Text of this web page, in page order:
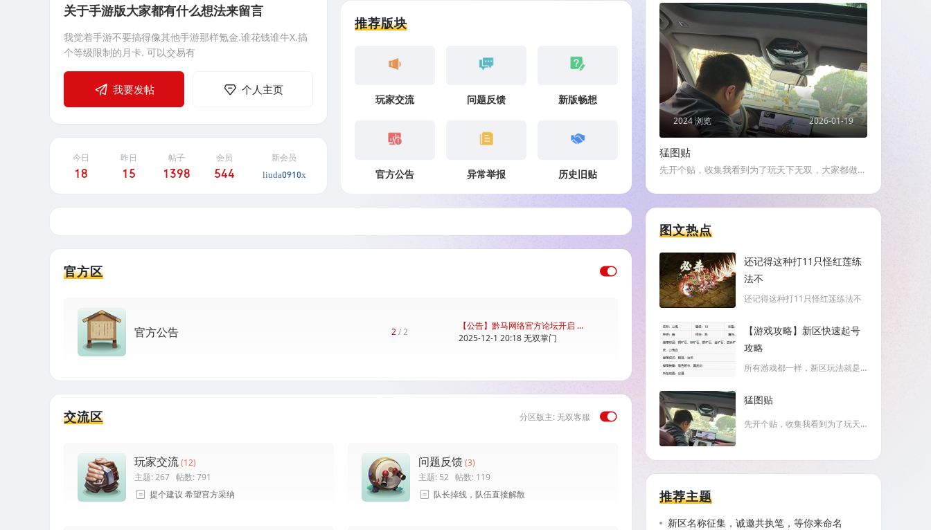
关于手游版大家都有什么想法来留言
我觉着手游不要搞得像其他手游那样氪金.谁花钱谁牛X.搞
个等级限制的月卡. 可以交易有
【版本更新】"骏图天泽"2.5版本-妖魅幻境
勇闯妖魅幻境 怒斩妖魔天下平为保天下太平，在除魔路
上，神界勇士砥砺前行。从奋起保
游戏BUG反馈
在不明情况下F10快捷栏无论放什么技能，都是提示魔法不
足，但是左边魔法值是满的，背
关于手游版大家都有什么想法来留言
我觉着手游不要搞得像其他手游那样氪金.谁花钱谁牛X.搞
个等级限制的月卡. 可以交易有
【版本更新】"骏图天泽"2.5版本-妖魅幻境
勇闯妖魅幻境 怒斩妖魔天下平为保天下太平，在除魔路
上，神界勇士砥砺前行。从奋起保
我要发帖 个人主页
今日
18
昨日
15
帖子
1398
会员
544
新会员
liuda0910x
推荐版块
玩家交流 问题反馈 新版畅想
官方公告 异常举报 历史旧贴
2024 浏览 2026-01-19
猛图贴
先开个贴，收集我看到为了玩天下无双，大家都做了
官方区
官方公告 2/ 2
【公告】黔马网络官方论坛开启 ...
2025-12-1 20:18无双掌门
分区版主:无双客服
交流区
玩家交流(12)
主题: 267 帖数: 791
提个建议 希望官方采纳
问题反馈(3)
主题: 52 帖数: 119
队长掉线，队伍直接解散
图文热点
还记得这种打11只怪红莲练
法不
还记得这种打11只怪红莲练法不
【游戏攻略】新区快速起号
攻略
所有游戏都一样，新区玩法就是与时间赛跑， 如何快速
猛图贴
先开个贴，收集我看到为了玩天下无双，大家都做了哪些
推荐主题
新区名称征集，诚邀共执笔，等你来命名